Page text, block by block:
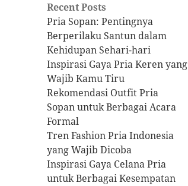
Recent Posts
Pria Sopan: Pentingnya
Berperilaku Santun dalam
Kehidupan Sehari-hari
Inspirasi Gaya Pria Keren yang
Wajib Kamu Tiru
Rekomendasi Outfit Pria
Sopan untuk Berbagai Acara
Formal
Tren Fashion Pria Indonesia
yang Wajib Dicoba
Inspirasi Gaya Celana Pria
untuk Berbagai Kesempatan